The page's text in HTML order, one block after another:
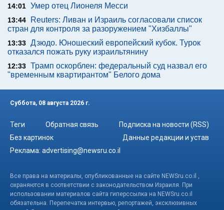
14:01 Умер отец Лионеля Месси
13:44
Reuters: Ливан и Израиль согласовали список
стран для контроля за разоружением "Хизбаллы"
13:33 Дзюдо. Юношеский европейский кубок. Турок
отказался пожать руку израильтянину
12:33 Трамп оскорблен: федеральный суд назвал его
"временным квартирантом" Белого дома
Суббота, 08 августа 2026 г.
Теги Обратная связь
Подписка на новости (RSS)
Без картинок
Данные редакции и устав
Реклама: advertising@newsru.co.il
Все права на материалы, опубликованные на сайте NEWSru.co.il ,
охраняются в соответствии с законодательством Израиля. При
использовании материалов сайта гиперссылка на NEWSru.co.il
обязательна. Перепечатка интервью, репортажей, эксклюзивных